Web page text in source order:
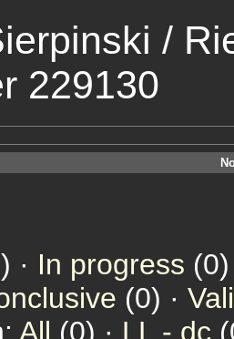
/
229130
· In progress
(0) ·
All (0) · LL - dc